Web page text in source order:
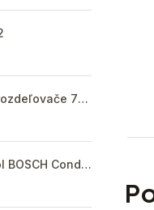
Skrinka pre rozdeľovače 715 mm - podomietková
Plynový kotol BOSCH Condens GC8700iW 30 P - Závesný kondenzačný vykurovací kotol